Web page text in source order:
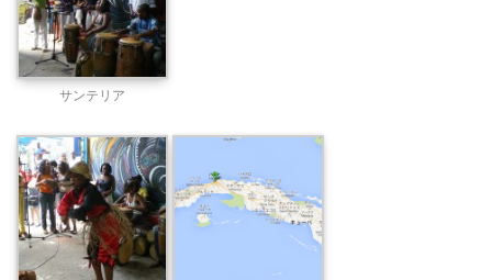
サンテリア